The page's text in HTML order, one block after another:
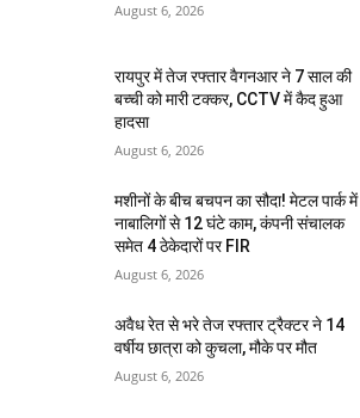
August 6, 2026
रायपुर में तेज रफ्तार वैगनआर ने 7 साल की
बच्ची को मारी टक्कर, CCTV में कैद हुआ
हादसा
August 6, 2026
मशीनों के बीच बचपन का सौदा! मेटल पार्क में
नाबालिगों से 12 घंटे काम, कंपनी संचालक
समेत 4 ठेकेदारों पर FIR
August 6, 2026
अवैध रेत से भरे तेज रफ्तार ट्रैक्टर ने 14
वर्षीय छात्रा को कुचला, मौके पर मौत
August 6, 2026